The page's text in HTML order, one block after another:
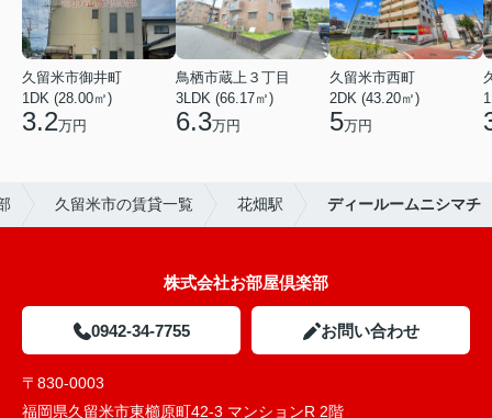
久留米市御井町
1DK (28.00㎡)
3.2万円
鳥栖市蔵上３丁目
3LDK (66.17㎡)
6.3万円
久留米市西町
2DK (43.20㎡)
5万円
久留米市の賃貸一覧 花畑駅 ディールームニシマチ
株式会社お部屋倶楽部
0942-34-7755 お問い合わせ
〒830-0003
福岡県久留米市東櫛原町42-3 マンションR 2階